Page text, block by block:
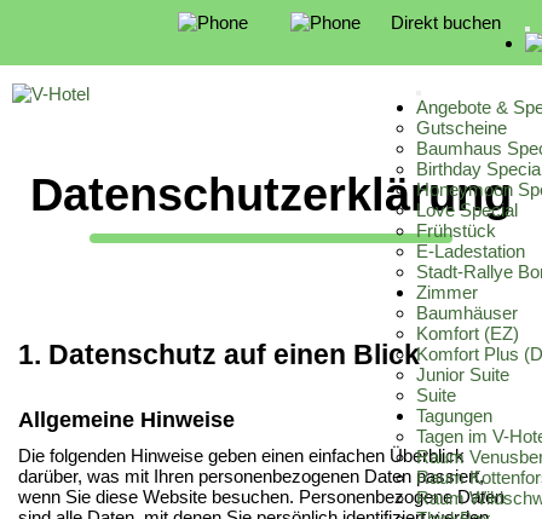
Direkt buchen
Angebote &
Gutscheine
Baumhaus
Birthday
Honeymoon
Love Special
Frühstück
E-Ladestation
Stadt-Rallye
Zimmer
Baumhäuser
Komfort (EZ)
Komfort Plus
Junior Suite
Suite
Tagungen
Tagen im V-
Raum
Raum
Raum
Datenschutz­erklärung
1. Datenschutz auf einen Blick
Allgemeine Hinweise
Die folgenden Hinweise geben einen einfachen Überblick
darüber, was mit Ihren personenbezogenen Daten passiert,
wenn Sie diese Website besuchen. Personenbezogene Daten